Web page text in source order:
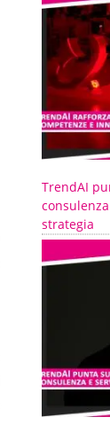
TrendAI
strategia